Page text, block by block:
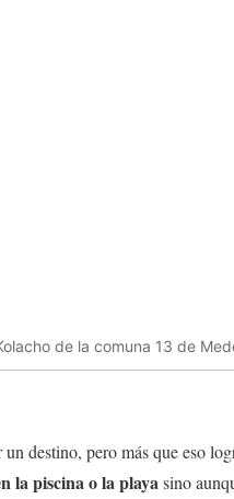
de la comuna 13 de
destino, pero más que eso
la piscina o la playasino